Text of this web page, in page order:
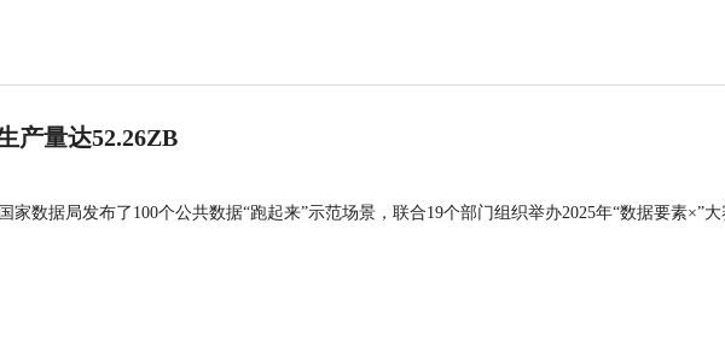
产量达52.26ZB
家数据局发布了100个公共数据“跑起来”示范场景，联合19个部门组织举办2025年“数据要素×”大